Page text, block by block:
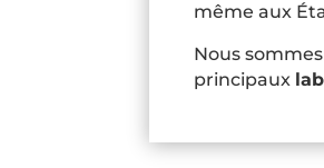
même aux
Nous
principaux